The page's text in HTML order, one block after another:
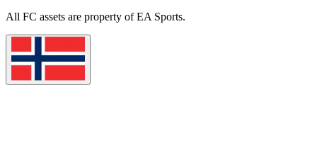
All FC assets are property of EA Sports.